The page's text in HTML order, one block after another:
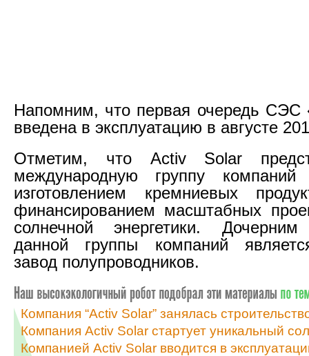
Напомним, что первая очередь СЭС
введена в эксплуатацию в августе
Отметим, что Activ Solar
международную группу
изготовлением кремниевых
финансированием масштабных
солнечной энергетики. Дочерним
данной группы компаний
завод полупроводников.
Компания “Activ Solar” занялась
Компания Activ Solar стартует уникальный
Компанией Activ Solar вводится в